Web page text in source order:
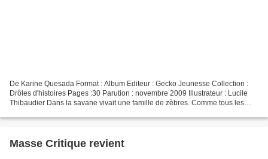
De Karine Quesada Format : Album Editeur : Gecko Jeunesse Collection :
Drôles d'histoires Pages :30 Parution : novembre 2009 Illustrateur : Lucile
Thibaudier Dans la savane vivait une famille de zèbres. Comme tous les
Masse Critique revient